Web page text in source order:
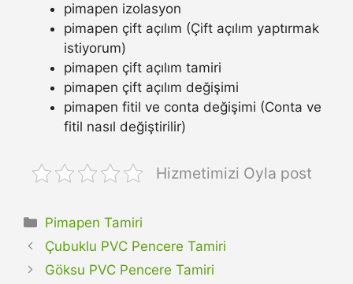
pimapen izolasyon
pimapen çift açılım (Çift açılım yaptırmak
istiyorum)
pimapen çift açılım tamiri
pimapen çift açılım değişimi
pimapen fitil ve conta değişimi (Conta ve
fitil nasıl değiştirilir)
Hizmetimizi Oyla post
Kategoriler
Pimapen Tamiri
Çubuklu PVC Pencere Tamiri
Göksu PVC Pencere Tamiri